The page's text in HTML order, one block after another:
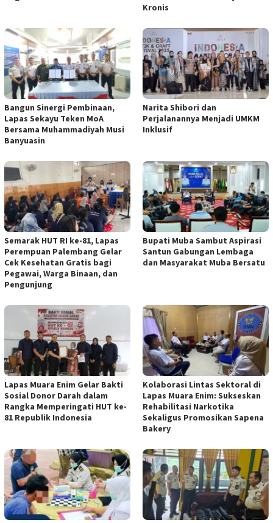
Kronis
Bangun Sinergi Pembinaan,
Lapas Sekayu Teken MoA
Bersama Muhammadiyah Musi
Banyuasin
Narita Shibori dan
Perjalanannya Menjadi UMKM
Inklusif
Semarak HUT RI ke-81, Lapas
Perempuan Palembang Gelar
Cek Kesehatan Gratis bagi
Pegawai, Warga Binaan, dan
Pengunjung
Bupati Muba Sambut Aspirasi
Santun Gabungan Lembaga
dan Masyarakat Muba Bersatu
Lapas Muara Enim Gelar Bakti
Sosial Donor Darah dalam
Rangka Memperingati HUT ke-
81 Republik Indonesia
Kolaborasi Lintas Sektoral di
Lapas Muara Enim: Sukseskan
Rehabilitasi Narkotika
Sekaligus Promosikan Sapena
Bakery